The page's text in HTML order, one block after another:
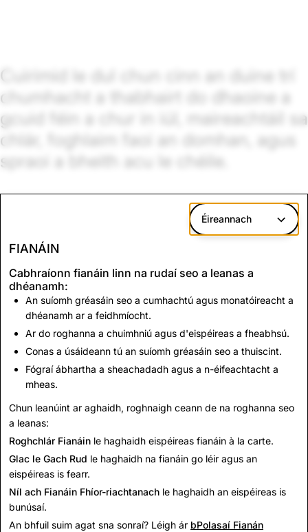
Cuirimid le dul chun cinn an duine trí
chumhacht a thabhairt do dhaoine a
gcuid féin a chur in iúl, maireachtáil sa
chlár, foghlaim faoi an domhan, agus
spraoi a bheith acu le chéile.
Éireannach
FIANÁIN
Cabhraíonn fianáin linn na rudaí seo a leanas a
dhéanamh:
An suíomh gréasáin seo a cumhachtú agus monatóireacht a
dhéanamh ar a feidhmíocht.
Ar do roghanna a chuimhniú agus d'eispéireas a fheabhsú.
Conas a úsáideann tú an suíomh gréasáin seo a thuiscint.
Fógraí ábhartha a sheachadadh agus a n-éifeachtacht a
mheas.
Chun leanúint ar aghaidh, roghnaigh ceann de na roghanna seo
a leanas:
Roghchlár Fianáin le haghaidh eispéireas fianáin à la carte.
Glac le Gach Rud le haghaidh na fianáin go léir agus an
eispéireas is fearr.
Níl ach Fianáin Fhíor-riachtanach le haghaidh an eispéireas is
bunúsaí.
An bhfuil suim agat sna sonraí? Léigh ár bPolasaí Fianán